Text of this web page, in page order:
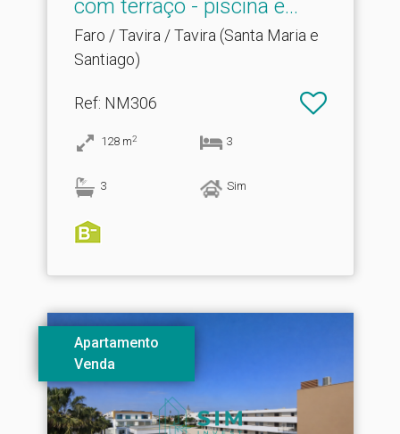
com terraço - piscina e.​..
Faro / Tavira / Tavira (Santa Maria e
Santiago)
Ref: NM306
128 m2 3
3 Sim
Apartamento
Venda